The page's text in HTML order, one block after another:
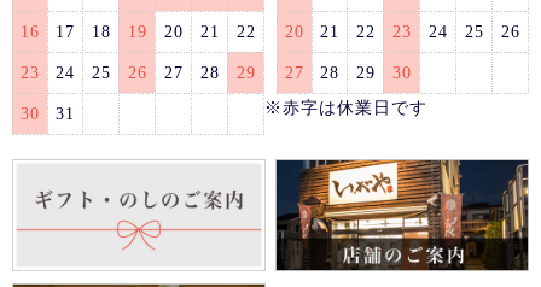
16 17 18 19 20 21 22
23 24 25 26 27 28 29
30 31
20 21 22 23 24 25 26
27 28 29
30
※赤字は休業日です